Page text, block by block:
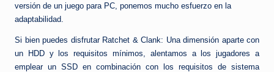
versión de un juego para PC, ponemos mucho esfuerzo en la
adaptabilidad.
Si bien puedes disfrutar Ratchet & Clank: Una dimensión aparte con
un HDD y los requisitos mínimos, alentamos a los jugadores a
emplear un SSD en combinación con los requisitos de sistema